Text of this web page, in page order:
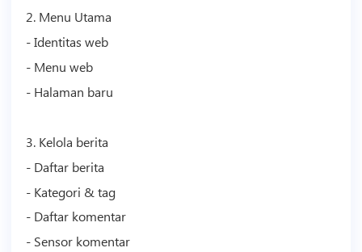
2. Menu Utama
- Identitas web
- Menu web
- Halaman baru
3. Kelola berita
- Daftar berita
- Kategori & tag
- Daftar komentar
- Sensor komentar